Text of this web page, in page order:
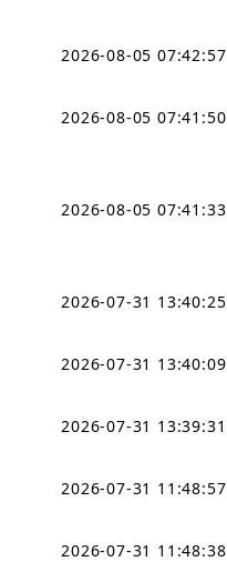
2026-08-05 07:42:57
2026-08-05 07:41:50
2026-08-05 07:41:33
2026-07-31 13:40:25
2026-07-31 13:40:09
2026-07-31 13:39:31
2026-07-31 11:48:57
2026-07-31 11:48:38